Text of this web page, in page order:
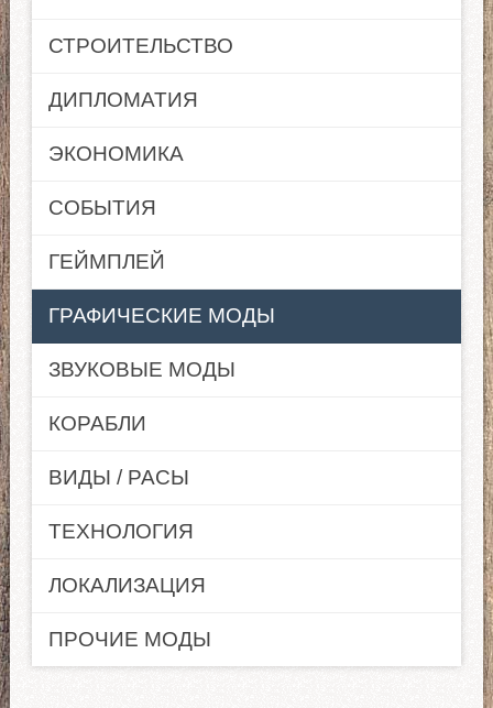
СТРОИТЕЛЬСТВО
ДИПЛОМАТИЯ
ЭКОНОМИКА
СОБЫТИЯ
ГЕЙМПЛЕЙ
ГРАФИЧЕСКИЕ МОДЫ
ЗВУКОВЫЕ МОДЫ
КОРАБЛИ
ВИДЫ / РАСЫ
ТЕХНОЛОГИЯ
ЛОКАЛИЗАЦИЯ
ПРОЧИЕ МОДЫ